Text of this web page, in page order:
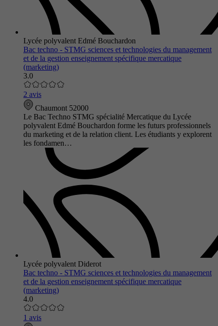
Lycée polyvalent Edmé Bouchardon
Bac techno - STMG sciences et technologies du management
et de la gestion enseignement spécifique mercatique
(marketing)
3.0
2 avis
Chaumont 52000
Le Bac Techno STMG spécialité Mercatique du Lycée
polyvalent Edmé Bouchardon forme les futurs professionnels
du marketing et de la relation client. Les étudiants y explorent
les fondamen…
Lycée polyvalent Diderot
Bac techno - STMG sciences et technologies du management
et de la gestion enseignement spécifique mercatique
(marketing)
4.0
1 avis